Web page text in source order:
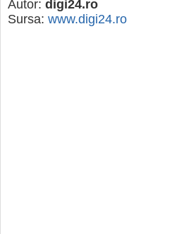
Autor: digi24.ro
Sursa: www.digi24.ro